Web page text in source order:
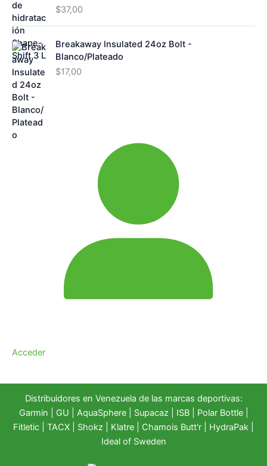
$37,00
Breakaway Insulated 24oz Bolt -
Blanco/Plateado
$17,00
Acceder
Distribuidores en Venezuela de las marcas deportivas:
Garmin
GU AquaSphere| Supacaz | ISB | Polar Bottle|
Fitletic
TACX Shokz Klatre Chamois Butt'r HydraPak
Ideal of Sweden